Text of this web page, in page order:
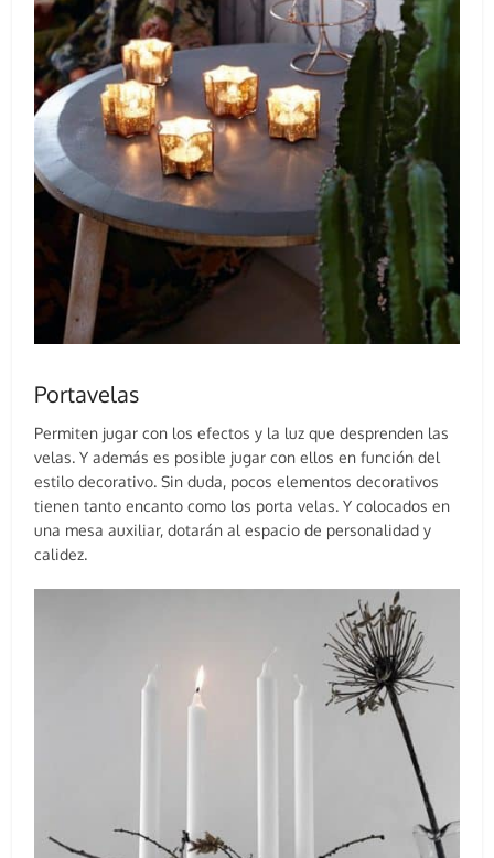
Portavelas
Permiten jugar con los efectos y la luz que desprenden las
velas. Y además es posible jugar con ellos en función del
estilo decorativo. Sin duda, pocos elementos decorativos
tienen tanto encanto como los porta velas. Y colocados en
una mesa auxiliar, dotarán al espacio de personalidad y
calidez.